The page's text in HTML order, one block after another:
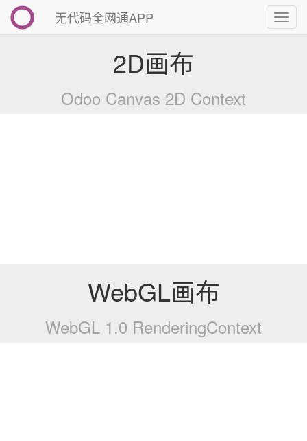
切
换
无代码全网通APP
2D画布
Odoo Canvas 2D Context
WebGL画布
WebGL 1.0 RenderingContext